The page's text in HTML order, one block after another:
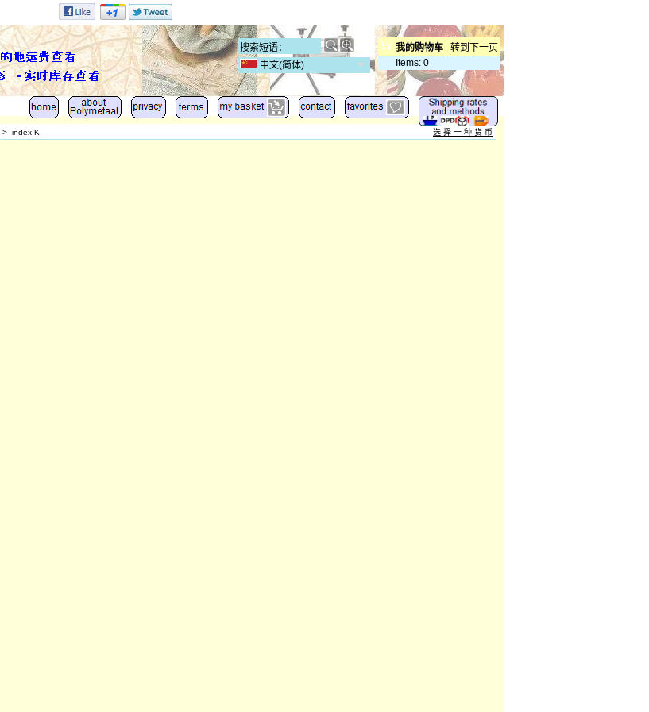
转到下一页
我的购物车
Items: 0
中文(简体)
> index K 选 择 一 种 货 币